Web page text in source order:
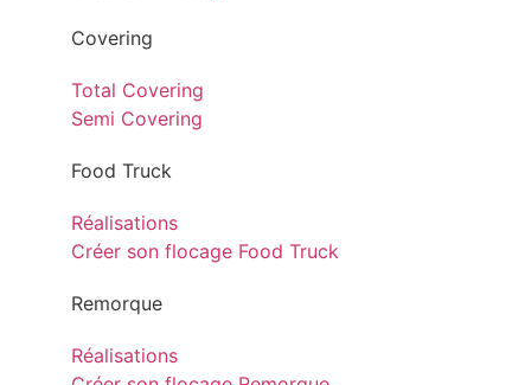
Covering
Total Covering
Semi Covering
Food Truck
Réalisations
Créer son flocage Food Truck
Remorque
Réalisations